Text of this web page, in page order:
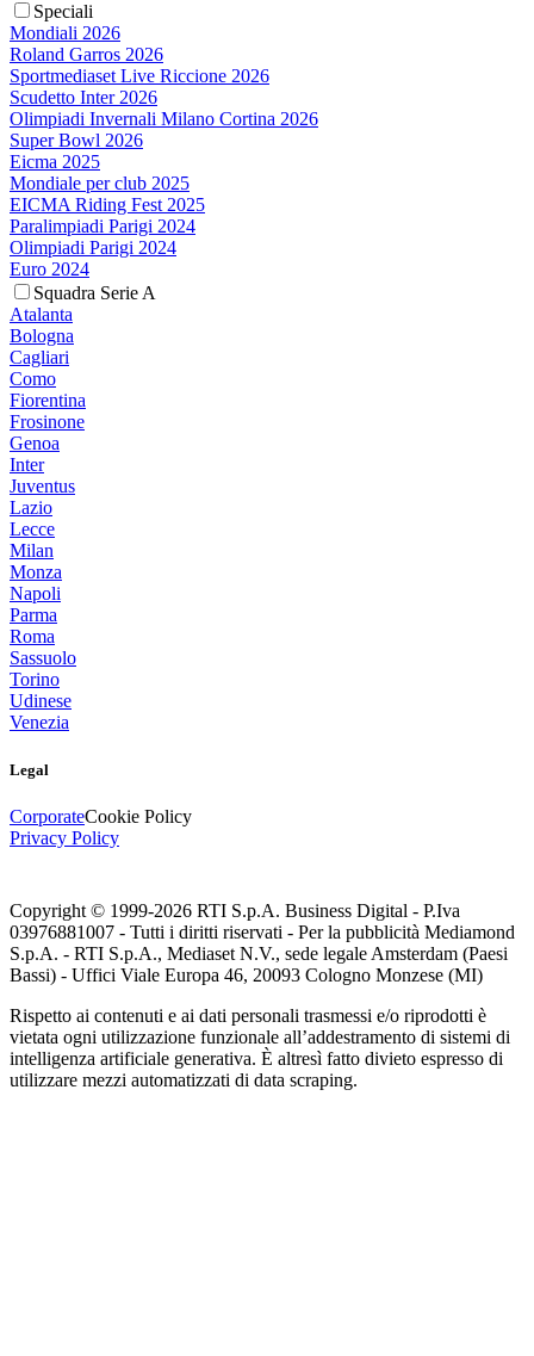
Speciali
Mondiali 2026
Roland Garros 2026
Sportmediaset Live Riccione 2026
Scudetto Inter 2026
Olimpiadi Invernali Milano Cortina 2026
Super Bowl 2026
Eicma 2025
Mondiale per club 2025
EICMA Riding Fest 2025
Paralimpiadi Parigi 2024
Olimpiadi Parigi 2024
Euro 2024
Squadra Serie A
Atalanta
Bologna
Cagliari
Como
Fiorentina
Frosinone
Genoa
Inter
Juventus
Lazio
Lecce
Milan
Monza
Napoli
Parma
Roma
Sassuolo
Torino
Udinese
Venezia
Legal
CorporateCookie Policy
Privacy Policy
Copyright © 1999-2026 RTI S.p.A. Business Digital - P.Iva
03976881007 - Tutti i diritti riservati - Per la pubblicità Mediamond
S.p.A. - RTI S.p.A., Mediaset N.V., sede legale Amsterdam (Paesi
Bassi) - Uffici Viale Europa 46, 20093 Cologno Monzese (MI)
Rispetto ai contenuti e ai dati personali trasmessi e/o riprodotti è
vietata ogni utilizzazione funzionale all’addestramento di sistemi di
intelligenza artificiale generativa. È altresì fatto divieto espresso di
utilizzare mezzi automatizzati di data scraping.